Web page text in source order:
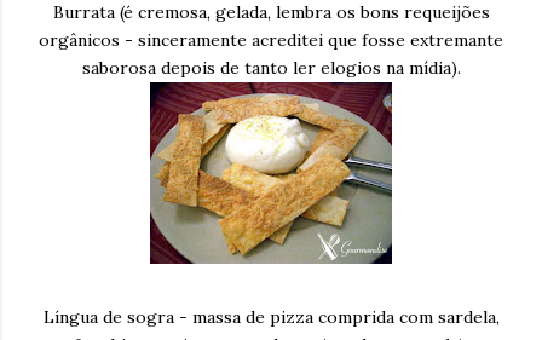
Burrata (é cremosa, gelada, lembra os bons requeijões
orgânicos - sinceramente acreditei que fosse extremante
saborosa depois de tanto ler elogios na mídia).
Língua de sogra - massa de pizza comprida com sardela,